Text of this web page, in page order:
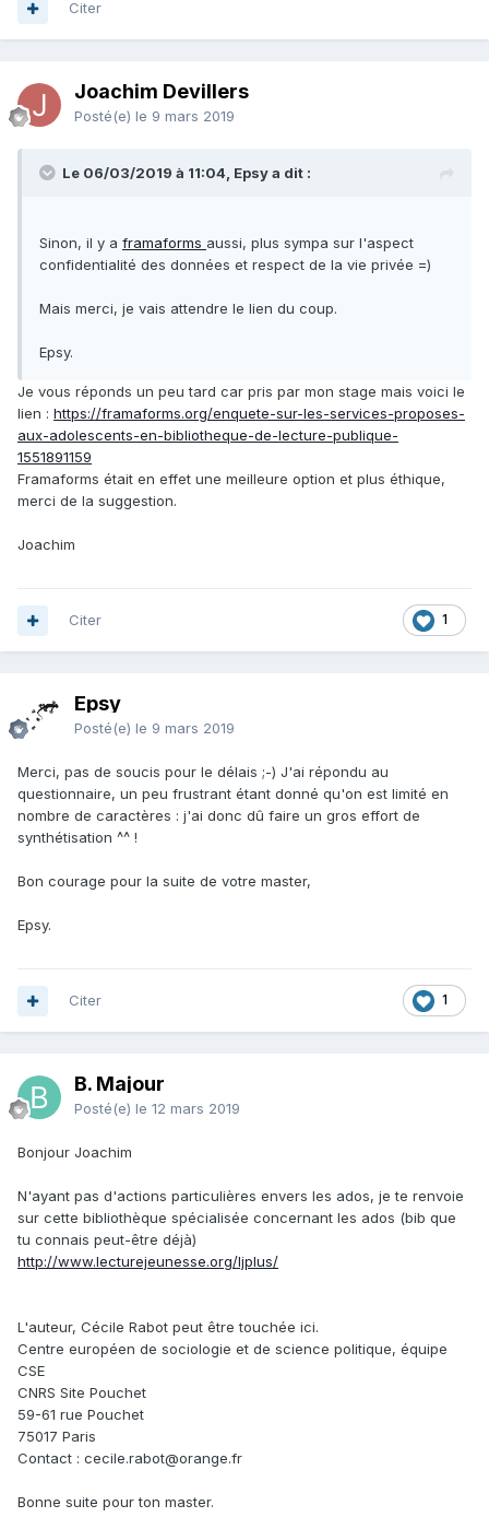
Citer
Joachim Devillers
Posté(e) le 9 mars 2019
Le 06/03/2019 à 11:04, Epsy a dit :
Sinon, il y a framaforms aussi, plus sympa sur l'aspect
confidentialité des données et respect de la vie privée =)
Mais merci, je vais attendre le lien du coup.
Epsy.
Je vous réponds un peu tard car pris par mon stage mais voici le
lien : https://framaforms.org/enquete-sur-les-services-proposes-
aux-adolescents-en-bibliotheque-de-lecture-publique-
1551891159
Framaforms était en effet une meilleure option et plus éthique,
merci de la suggestion.
Joachim
1
Citer
Epsy
Posté(e) le 9 mars 2019
Merci, pas de soucis pour le délais ;-) J'ai répondu au
questionnaire, un peu frustrant étant donné qu'on est limité en
nombre de caractères : j'ai donc dû faire un gros effort de
synthétisation ^^ !
Bon courage pour la suite de votre master,
Epsy.
1
Citer
B. Majour
Posté(e) le 12 mars 2019
Bonjour Joachim
N'ayant pas d'actions particulières envers les ados, je te renvoie
sur cette bibliothèque spécialisée concernant les ados (bib que
tu connais peut-être déjà)
http://www.lecturejeunesse.org/ljplus/
L'auteur, Cécile Rabot peut être touchée ici.
Centre européen de sociologie et de science politique, équipe
CSE
CNRS Site Pouchet
59-61 rue Pouchet
75017 Paris
Contact : cecile.rabot@orange.fr
Bonne suite pour ton master.